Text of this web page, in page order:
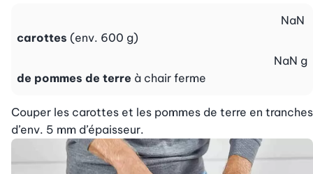
carottes (env. 600 g)
NaN
de pommes de terre à chair ferme
NaN g
Couper les carottes et les pommes de terre en tranches
d’env. 5 mm d’épaisseur.